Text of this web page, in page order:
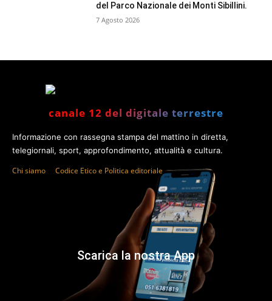
del Parco Nazionale dei Monti Sibillini.
7 Agosto 2026
canale 12 del digitale terrestre
Informazione con rassegna stampa del mattino in diretta,
telegiornali, sport, approfondimento, attualità e cultura.
Chi siamo Codice Etico e Politica editoriale
Scarica la nostra App